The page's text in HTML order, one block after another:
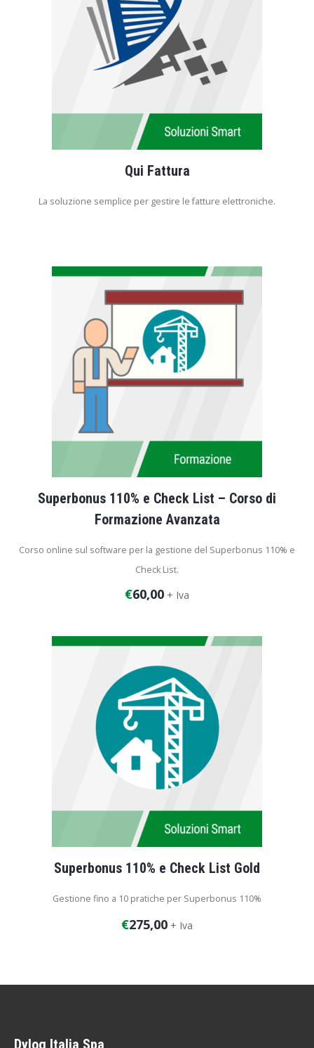
Qui Fattura
La soluzione semplice per gestire le fatture elettroniche.
Superbonus 110% e Check List – Corso di
Formazione Avanzata
Corso online sul software per la gestione del Superbonus 110% e
Check List.
Durata corso: 1 ora
€60,00 + Iva
Superbonus 110% e Check List Gold
Gestione fino a 10 pratiche per Superbonus 110%
€275,00 + Iva
Dylog Italia Spa